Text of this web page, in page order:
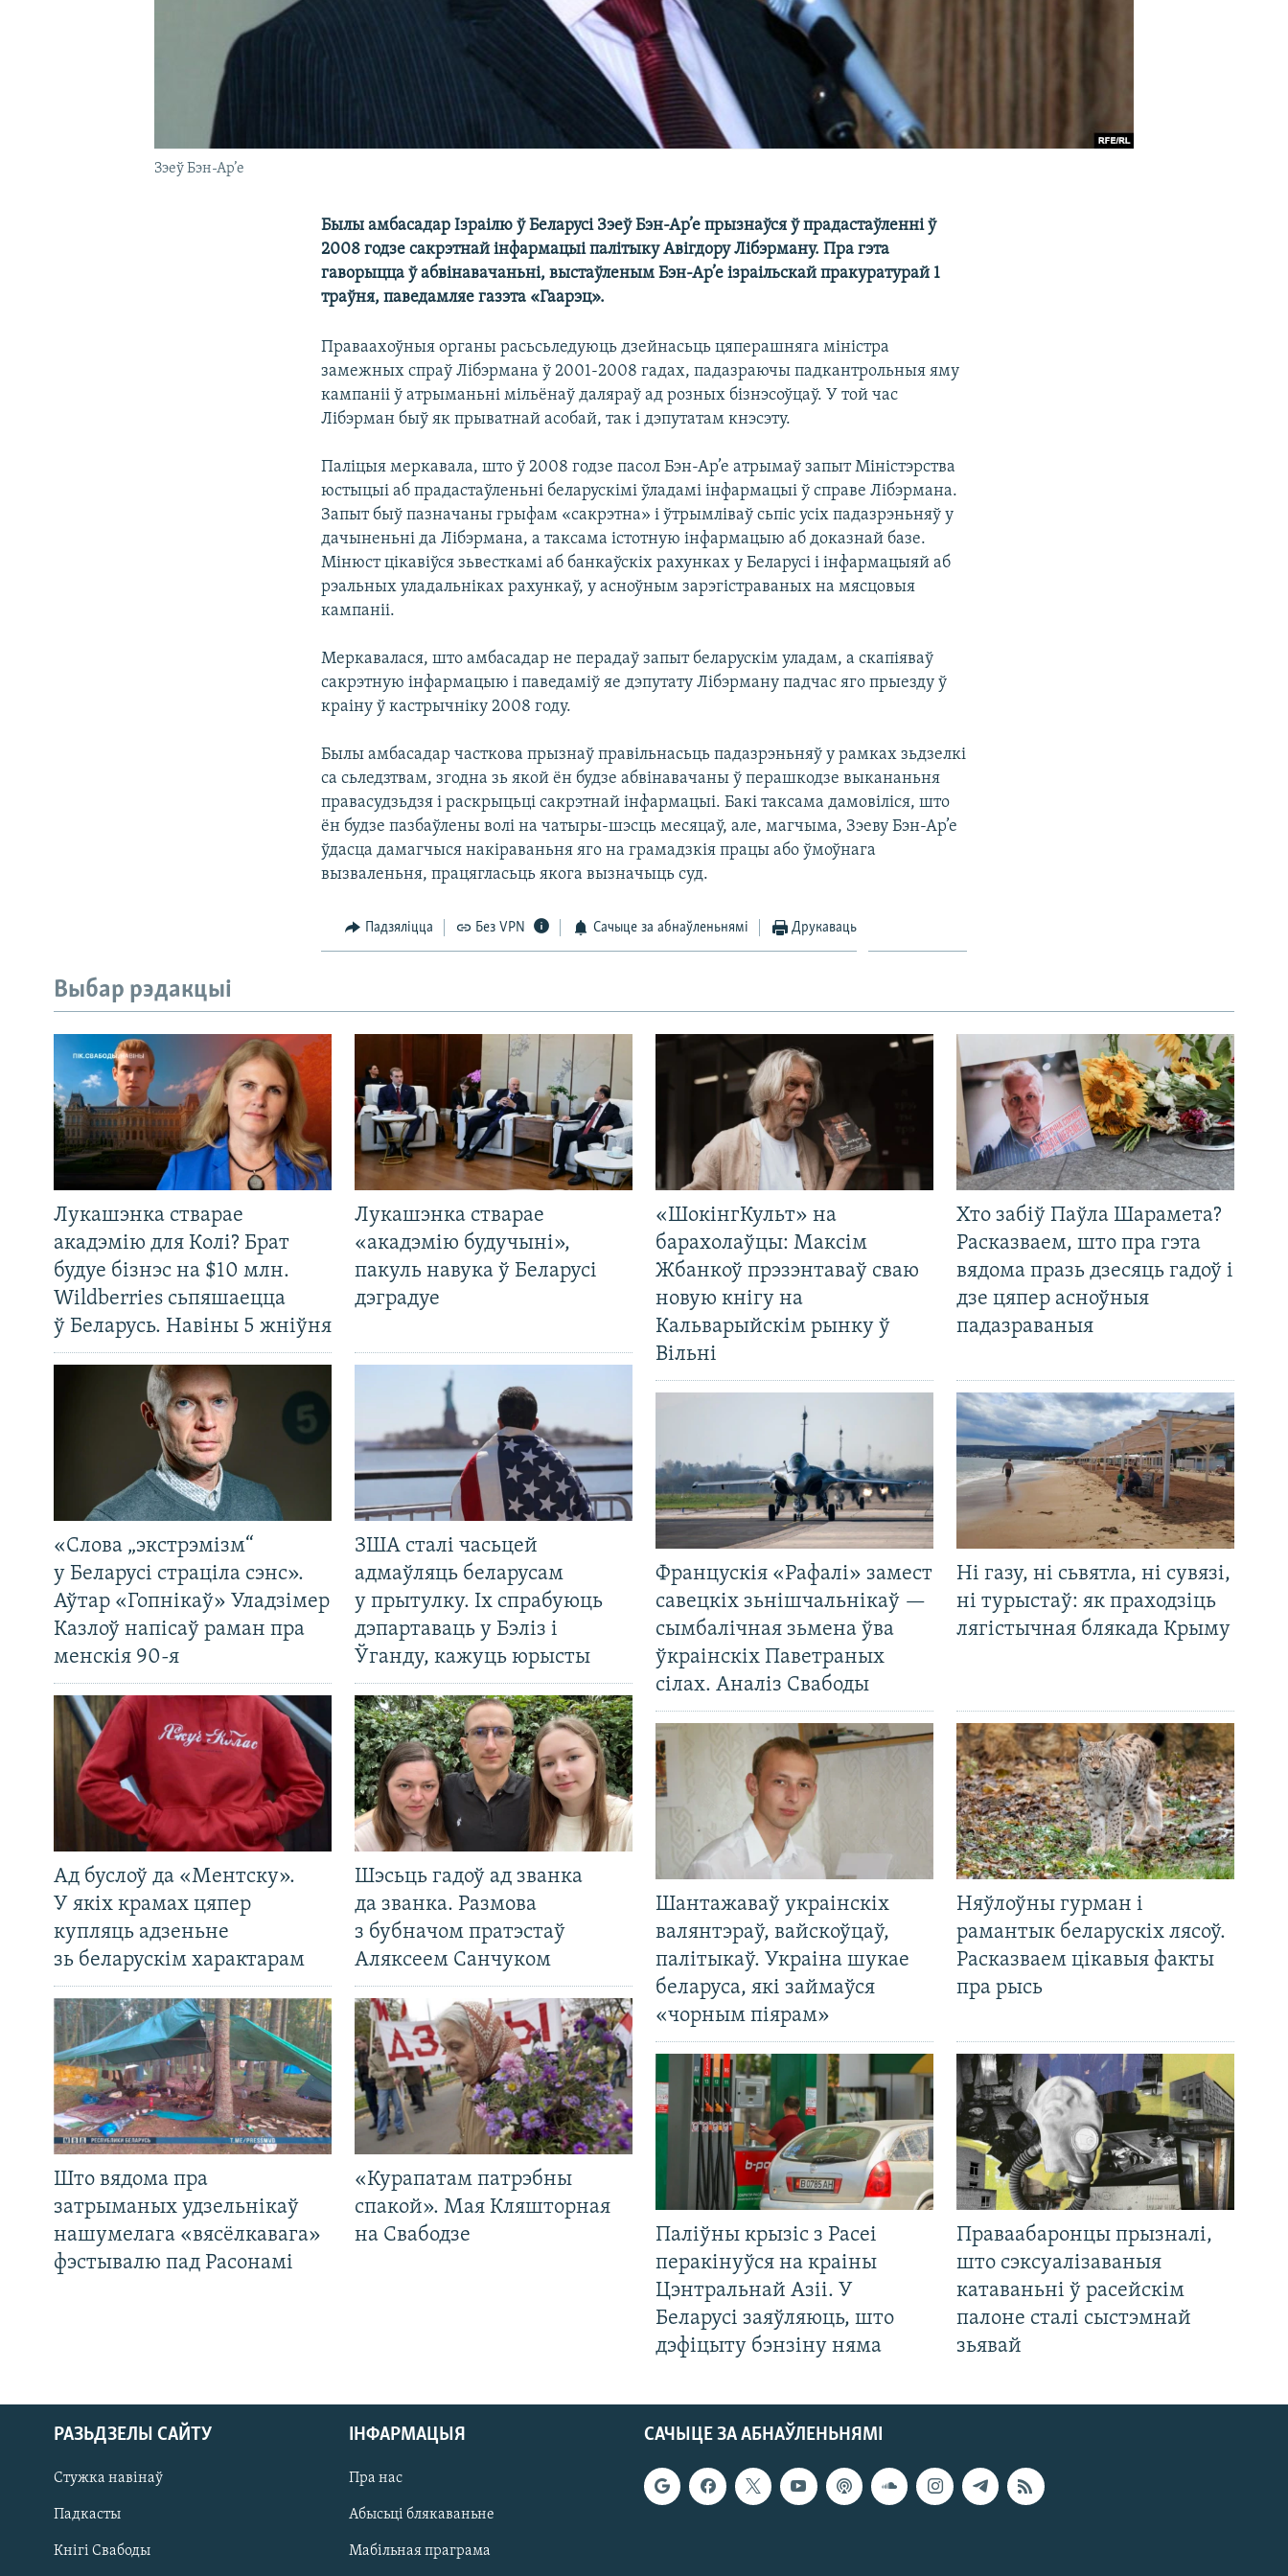
Зэеў Бэн-Ар’е
Былы амбасадар Ізраілю ў Беларусі Зэеў Бэн-Ар’е прызнаўся ў прадастаўленні ў
2008 годзе сакрэтнай інфармацыі палітыку Авігдору Лібэрману. Пра гэта
гаворыцца ў абвінавачаньні, выстаўленым Бэн-Ар’е ізраільскай пракуратурай 1
траўня, паведамляе газэта «Гаарэц».
Праваахоўныя органы расьсьледуюць дзейнасьць цяперашняга міністра
замежных спраў Лібэрмана ў 2001-2008 гадах, падазраючы падкантрольныя яму
кампаніі ў атрыманьні мільёнаў даляраў ад розных бізнэсоўцаў. У той час
Лібэрман быў як прыватнай асобай, так і дэпутатам кнэсэту.
Паліцыя меркавала, што ў 2008 годзе пасол Бэн-Ар’е атрымаў запыт Міністэрства
юстыцыі аб прадастаўленьні беларускімі ўладамі інфармацыі ў справе Лібэрмана.
Запыт быў пазначаны грыфам «сакрэтна» і ўтрымліваў сьпіс усіх падазрэньняў у
дачыненьні да Лібэрмана, а таксама істотную інфармацыю аб доказнай базе.
Мінюст цікавіўся зьвесткамі аб банкаўскіх рахунках у Беларусі і інфармацыяй аб
рэальных уладальніках рахункаў, у асноўным зарэгістраваных на мясцовыя
кампаніі.
Меркавалася, што амбасадар не перадаў запыт беларускім уладам, а скапіяваў
сакрэтную інфармацыю і паведаміў яе дэпутату Лібэрману падчас яго прыезду ў
краіну ў кастрычніку 2008 году.
Былы амбасадар часткова прызнаў правільнасьць падазрэньняў у рамках зьдзелкі
са сьледзтвам, згодна зь якой ён будзе абвінавачаны ў перашкодзе выкананьня
правасудзьдзя і раскрыцьці сакрэтнай інфармацыі. Бакі таксама дамовіліся, што
ён будзе пазбаўлены волі на чатыры-шэсць месяцаў, але, магчыма, Зэеву Бэн-Ар’е
ўдасца дамагчыся накіраваньня яго на грамадзкія працы або ўмоўнага
вызваленьня, працягласьць якога вызначыць суд.
Падзяліцца Без VPN Сачыце за абнаўленьнямі Друкаваць
Выбар рэдакцыі
Лукашэнка стварае
акадэмію для Колі? Брат
будуе бізнэс на $10 млн.
Wildberries сьпяшаецца
ў Беларусь. Навіны 5 жніўня
Лукашэнка стварае
«акадэмію будучыні»,
пакуль навука ў Беларусі
дэградуе
«Слова „экстрэмізм“
у Беларусі страціла сэнс».
Аўтар «Гопнікаў» Уладзімер
Казлоў напісаў раман пра
менскія 90-я
ЗША сталі часьцей
адмаўляць беларусам
у прытулку. Іх спрабуюць
дэпартаваць у Бэліз і
Ўганду, кажуць юрысты
Ад буслоў да «Ментску».
У якіх крамах цяпер
купляць адзеньне
зь беларускім характарам
Шэсьць гадоў ад званка
да званка. Размова
з бубначом пратэстаў
Аляксеем Санчуком
Што вядома пра
затрыманых удзельнікаў
нашумелага «вясёлкавага»
фэстывалю пад Расонамі
«Курапатам патрэбны
спакой». Мая Кляшторная
на Свабодзе
«ШокінгКульт» на
барахолаўцы: Максім
Жбанкоў прэзэнтаваў сваю
новую кнігу на
Кальварыйскім рынку ў
Вільні
Хто забіў Паўла Шарамета?
Расказваем, што пра гэта
вядома празь дзесяць гадоў і
дзе цяпер асноўныя
падазраваныя
Францускія «Рафалі» замест
савецкіх зьнішчальнікаў —
сымбалічная зьмена ўва
ўкраінскіх Паветраных
сілах. Аналіз Свабоды
Ні газу, ні сьвятла, ні сувязі,
ні турыстаў: як праходзіць
лягістычная блякада Крыму
Шантажаваў украінскіх
валянтэраў, вайскоўцаў,
палітыкаў. Украіна шукае
беларуса, які займаўся
«чорным піярам»
Няўлоўны гурман і
рамантык беларускіх лясоў.
Расказваем цікавыя факты
пра рысь
Паліўны крызіс з Расеі
перакінуўся на краіны
Цэнтральнай Азіі. У
Беларусі заяўляюць, што
дэфіцыту бэнзіну няма
Праваабаронцы прызналі,
што сэксуалізаваныя
катаваньні ў расейскім
палоне сталі сыстэмнай
зьявай
САЧЫЦЕ ЗА АБНАЎЛЕНЬНЯМІ
РАЗЬДЗЕЛЫ САЙТУ
Стужка навінаў
Падкасты
Кнігі Свабоды
ІНФАРМАЦЫЯ
Пра нас
Абысьці блякаваньне
Мабільная праграма